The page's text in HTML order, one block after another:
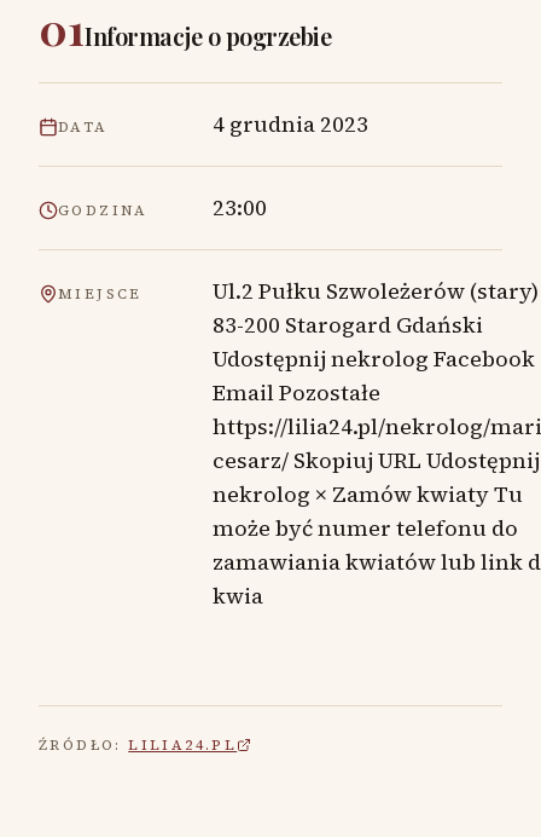
01Informacje o pogrzebie
DATA 4 grudnia 2023
GODZINA 23:00
MIEJSCE
Ul.2 Pułku Szwoleżerów (stary)
83-200 Starogard Gdański
Udostępnij nekrolog Facebook
Email Pozostałe
https://lilia24.pl/nekrolog/
cesarz/ Skopiuj URL Udostępnij
nekrolog × Zamów kwiaty Tu
może być numer telefonu do
zamawiania kwiatów lub link
kwia
ŹRÓDŁO: LILIA24.PL